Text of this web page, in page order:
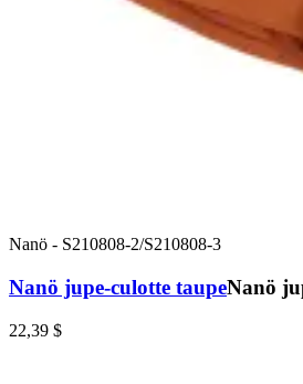
Nanö - S210808-2/S210808-3
Nanö jupe-culotte taupeNanö
22,39 $